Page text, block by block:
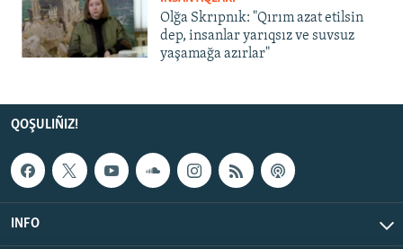
Olğa Skrıpnık: "Qırım azat etilsin
dep, insanlar yarıqsız ve suvsuz
yaşamağa azırlar"
QOŞULIÑIZ!
INFO